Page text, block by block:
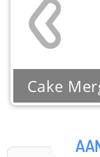
Cake